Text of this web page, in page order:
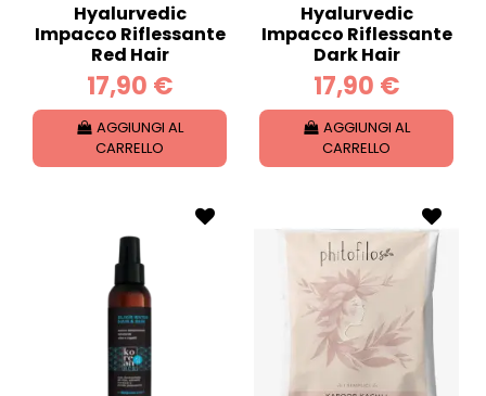
Hyalurvedic
Impacco Riflessante
Red Hair
17,90 €
AGGIUNGI AL
CARRELLO
Hyalurvedic
Impacco Riflessante
Dark Hair
17,90 €
AGGIUNGI AL
CARRELLO